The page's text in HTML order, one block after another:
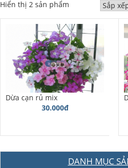
Hiển thị 2 sản phẩm
Dừa cạn rủ mix
30.000đ
DANH MỤC